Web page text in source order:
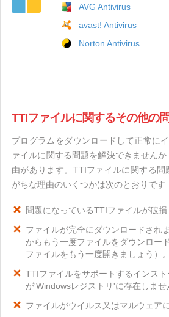
AVG Antivirus
avast! Antivirus
Norton Antivirus
TTIファイルに関するその他の
プログラムをダウンロードして正常に
ァイルに関する問題を解決できません
由があります。TTIファイルに関する問
がちな理由のいくつかは次のとおりです
問題になっているTTIファイルが破
ファイルが完全にダウンロードされ
からもう一度ファイルをダウンロー
ファイルをもう一度開きましょう）。
TTIファイルをサポートするインス
が'Windowsレジストリ'に存在しませ
ファイルがウイルス又はマルウェア